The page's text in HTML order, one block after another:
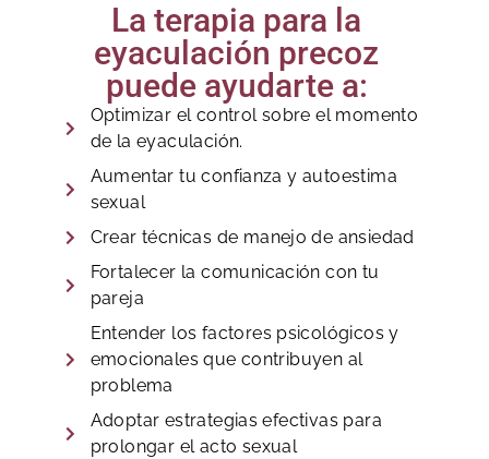
La terapia para la
eyaculación precoz
puede ayudarte a:
Optimizar el control sobre el momento
de la eyaculación.
Aumentar tu confianza y autoestima
sexual
Crear técnicas de manejo de ansiedad
Fortalecer la comunicación con tu
pareja
Entender los factores psicológicos y
emocionales que contribuyen al
problema
Adoptar estrategias efectivas para
prolongar el acto sexual